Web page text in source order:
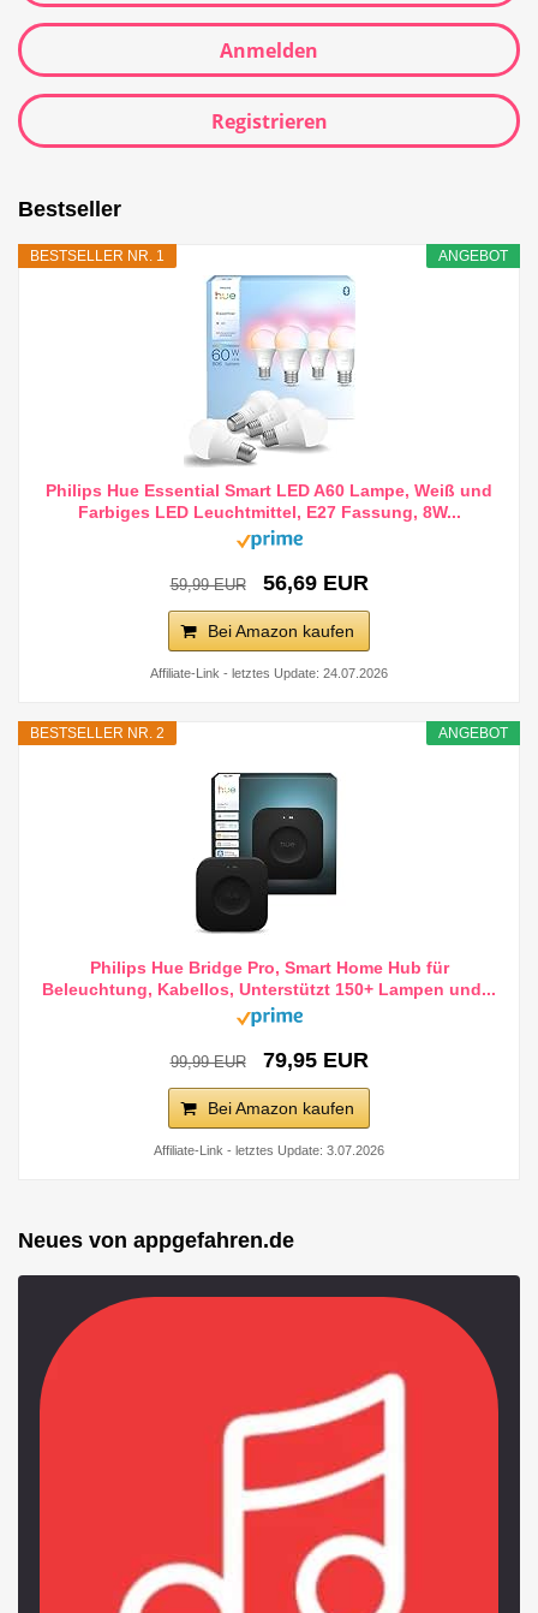
Anmelden
Registrieren
Bestseller
ANGEBOT
BESTSELLER NR. 1
Philips Hue Essential Smart LED A60 Lampe, Weiß und
Farbiges LED Leuchtmittel, E27 Fassung, 8W...
59,99 EUR 56,69 EUR
Bei Amazon kaufen
Affiliate-Link - letztes Update: 24.07.2026
ANGEBOT
BESTSELLER NR. 2
Philips Hue Bridge Pro, Smart Home Hub für
Beleuchtung, Kabellos, Unterstützt 150+ Lampen und...
99,99 EUR 79,95 EUR
Bei Amazon kaufen
Affiliate-Link - letztes Update: 3.07.2026
Neues von appgefahren.de